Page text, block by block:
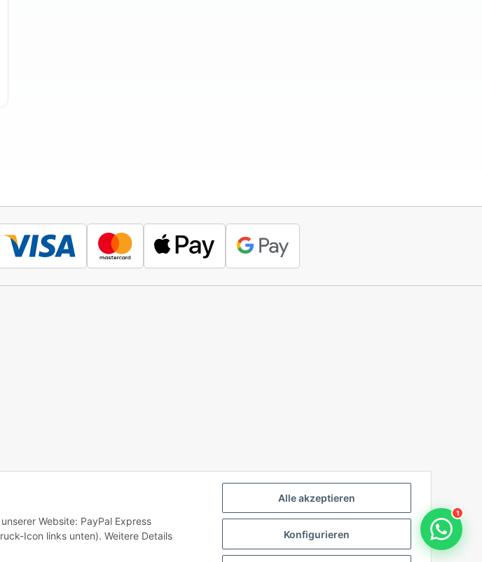
Alle akzeptieren
Konfigurieren
Website: PayPal Express
Icon links unten). Weitere Details
1